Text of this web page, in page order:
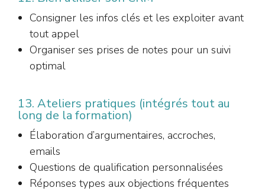
Consigner les infos clés et les exploiter avant
tout appel
Organiser ses prises de notes pour un suivi
optimal
13. Ateliers pratiques (intégrés tout au
long de la formation)
Élaboration d’argumentaires, accroches,
emails
Questions de qualification personnalisées
Réponses types aux objections fréquentes